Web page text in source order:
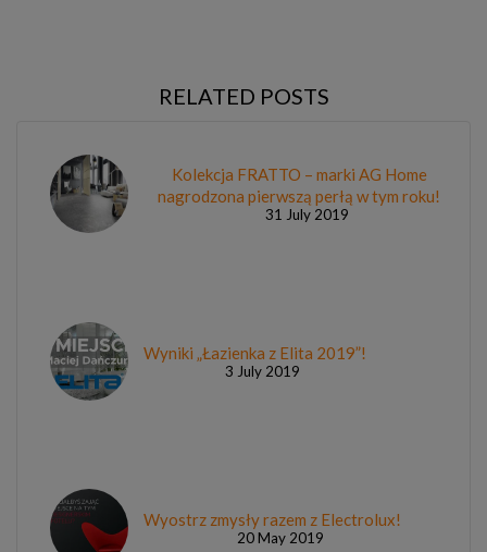
RELATED POSTS
Kolekcja FRATTO – marki AG Home
nagrodzona pierwszą perłą w tym roku!
31 July 2019
Wyniki „Łazienka z Elita 2019”!
3 July 2019
Wyostrz zmysły razem z Electrolux!
20 May 2019